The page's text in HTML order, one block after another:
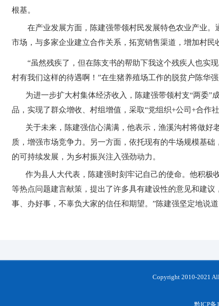
根基。
在产业发展方面，陈建强带领村民发展特色农业产业。
市场，与多家企业建立合作关系，拓宽销售渠道，增加村
“虽然残疾了，但在陈支书的帮助下我这个残疾人也实现
村有我们这样的待遇啊！”在生猪养殖场工作的脱贫户陈华
为进一步扩大村集体经济收入，陈建强带领村支“两委”
品，实现了群众增收、村组增值，采取“党组织+公司+合作
关于未来，陈建强信心满满，他表示，渔溪沟村将做好
质，增强市场竞争力。另一方面，依托现有的牛场规模基
的可持续发展，为乡村振兴注入强劲动力。
作为县人大代表，陈建强时刻牢记自己的使命。他积极
等热点问题建言献策，提出了许多具有建设性的意见和建
事、办好事，不辜负大家的信任和期望。”陈建强坚定地说
Copyright 2010-2021
黔ICP备